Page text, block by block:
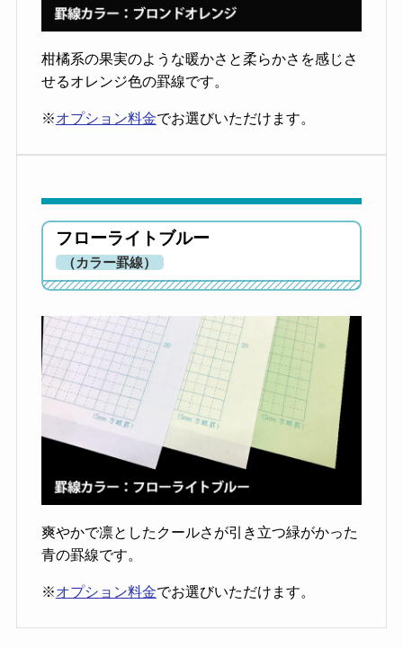
柑橘系の果実のような暖かさと柔らかさを感じさ
せるオレンジ色の罫線です。
※オプション料金でお選びいただけます。
フローライトブルー
（カラー罫線）
爽やかで凛としたクールさが引き立つ緑がかった
青の罫線です。
※オプション料金でお選びいただけます。